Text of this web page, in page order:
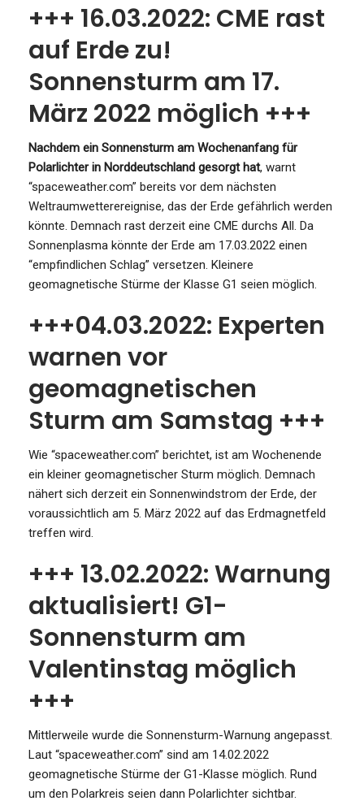
+++ 16.03.2022: CME rast
auf Erde zu!
Sonnensturm am 17.
März 2022 möglich +++
Nachdem ein Sonnensturm am Wochenanfang für
Polarlichter in Norddeutschland gesorgt hat, warnt
“spaceweather.com” bereits vor dem nächsten
Weltraumwetterereignise, das der Erde gefährlich werden
könnte. Demnach rast derzeit eine CME durchs All. Da
Sonnenplasma könnte der Erde am 17.03.2022 einen
“empfindlichen Schlag” versetzen. Kleinere
geomagnetische Stürme der Klasse G1 seien möglich.
+++04.03.2022: Experten
warnen vor
geomagnetischen
Sturm am Samstag +++
Wie “spaceweather.com” berichtet, ist am Wochenende
ein kleiner geomagnetischer Sturm möglich. Demnach
nähert sich derzeit ein Sonnenwindstrom der Erde, der
voraussichtlich am 5. März 2022 auf das Erdmagnetfeld
treffen wird.
+++ 13.02.2022: Warnung
aktualisiert! G1-
Sonnensturm am
Valentinstag möglich
+++
Mittlerweile wurde die Sonnensturm-Warnung angepasst.
Laut “spaceweather.com” sind am 14.02.2022
geomagnetische Stürme der G1-Klasse möglich. Rund
um den Polarkreis seien dann Polarlichter sichtbar.